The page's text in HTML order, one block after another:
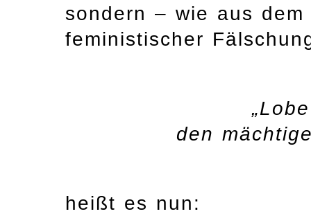
sondern – wie aus
feministischer
den
heißt es nun: